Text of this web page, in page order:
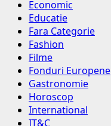
Economic
Educatie
Fara Categorie
Fashion
Filme
Fonduri Europene
Gastronomie
Horoscop
International
IT&C